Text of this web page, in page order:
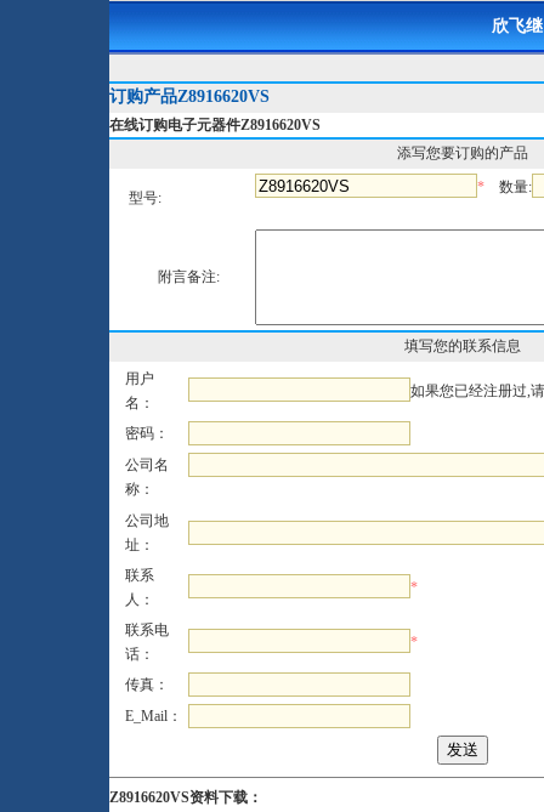
欣飞
订购产品Z8916620VS
在线订购电子元器件Z8916620VS
添写您要订购的产品
型号:
* 数量:
附言备注:
填写您的联系信息
用户
名：
如果您已经注册过,
密码：
公司名
称：
公司地
址：
联系
人：
*
联系电
话：
*
传真：
E_Mail：
Z8916620VS资料下载：